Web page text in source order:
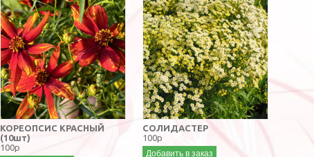
КОРЕОПСИС КРАСНЫЙ
(10шт)
100р
СОЛИДАСТЕР
100р
Добавить в заказ